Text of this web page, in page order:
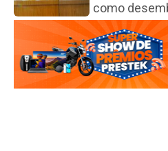
como